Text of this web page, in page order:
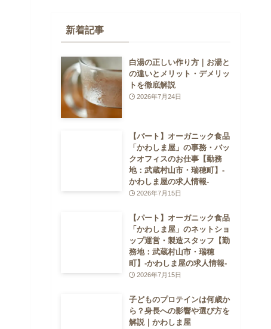
新着記事
白湯の正しい作り方｜お湯と
の違いとメリット・デメリッ
トを徹底解説
2026年7月24日
【パート】オーガニック食品
「かわしま屋」の事務・バッ
クオフィスのお仕事【勤務
地：武蔵村山市・瑞穂町】-
かわしま屋の求人情報-
2026年7月15日
【パート】オーガニック食品
「かわしま屋」のネットショ
ップ運営・製造スタッフ【勤
務地：武蔵村山市・瑞穂
町】-かわしま屋の求人情報-
2026年7月15日
子どものプロテインは何歳か
ら？身長への影響や選び方を
解説｜かわしま屋